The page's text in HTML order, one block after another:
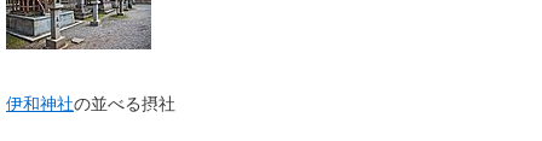
伊和神社の並べる摂社